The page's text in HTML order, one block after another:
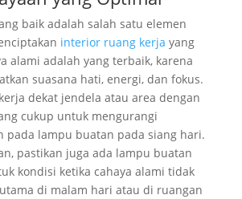
baik adalah salah satu elemen
interior ruang kerja yang
alami adalah yang terbaik, karena
suasana hati, energi, dan fokus.
dekat jendela atau area dengan
cukup untuk mengurangi
pada lampu buatan pada siang hari.
pastikan juga ada lampu buatan
kondisi ketika cahaya alami tidak
di malam hari atau di ruangan